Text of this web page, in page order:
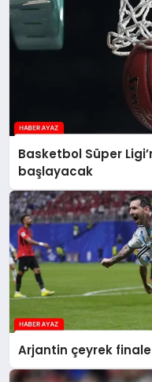
Basketbol Süper
başlayacak
Arjantin çeyrek finale